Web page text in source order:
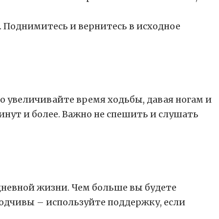
и вернитесь в исходное
увеличивайте время ходьбы, давая ногам и
и более. Важно не спешить и слушать
жизни. Чем больше вы будете
– используйте поддержку, если